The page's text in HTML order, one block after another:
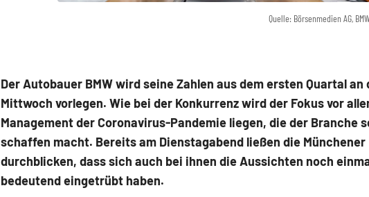
Quelle: Börsenmedien AG,
Der Autobauer BMW wird seine Zahlen aus dem ersten Quartal an
Mittwoch vorlegen. Wie bei der Konkurrenz wird der Fokus vor
Management der Coronavirus-Pandemie liegen, die der Branche
schaffen macht. Bereits am Dienstagabend ließen die Münchener
durchblicken, dass sich auch bei ihnen die Aussichten noch
bedeutend eingetrübt haben.